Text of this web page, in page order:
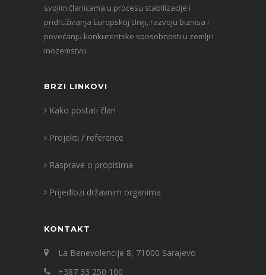
svojim članicama u procesu stabilizacije i
pridruživanja Europskoj Uniji, razvoju biznisa i
povećanju konkurentske sposobnosti u zemlji i
inozemstvu.
BRZI LINKOVI
Kako postati član
Projekti / reference
Rasprave o propisima
Prijedlozi državnim organima
KONTAKT
La Benevolencije 8, 71000 Sarajevo
+387 33 250 100